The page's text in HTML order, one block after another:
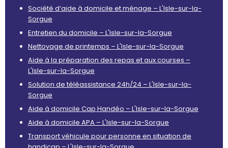
Société d’aide à domicile et ménage – L'Isle-sur-la-
Sorgue
Entretien du domicile – L'Isle-sur-la-Sorgue
Nettoyage de printemps – L'Isle-sur-la-Sorgue
Aide à la préparation des repas et aux courses –
L'Isle-sur-la-Sorgue
Solution de téléassistance 24h/24 – L'Isle-sur-la-
Sorgue
Aide à domicile Cap Handéo – L'Isle-sur-la-Sorgue
Aide à domicile APA – L'Isle-sur-la-Sorgue
Transport véhicule pour personne en situation de